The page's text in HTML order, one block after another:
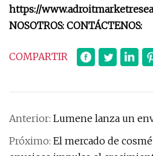
https://
NOSOTROS: CONTÁCTENOS:
COMPARTIR
Anterior: Lumene lanza un
Próximo: El mercado de